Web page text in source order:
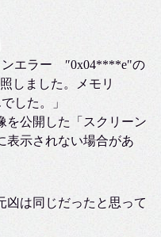
ンエラー ″0x04****e"の
しました。メモリ
した。」
を公開した「スクリーン
表示されない場合があ
凶は同じだったと思って